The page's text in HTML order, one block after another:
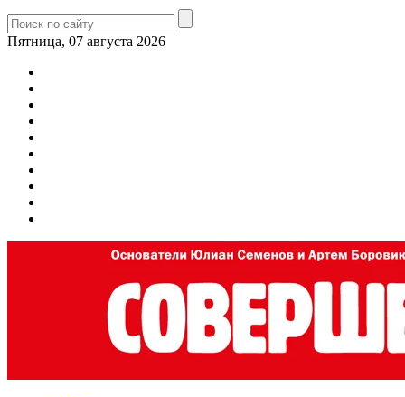
Пятница, 07 августа 2026